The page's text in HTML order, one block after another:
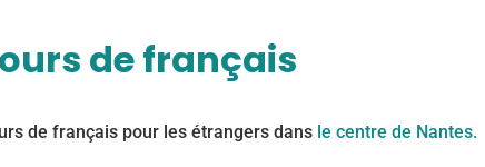
de français
de français pour les étrangers dans le centre de Nantes.